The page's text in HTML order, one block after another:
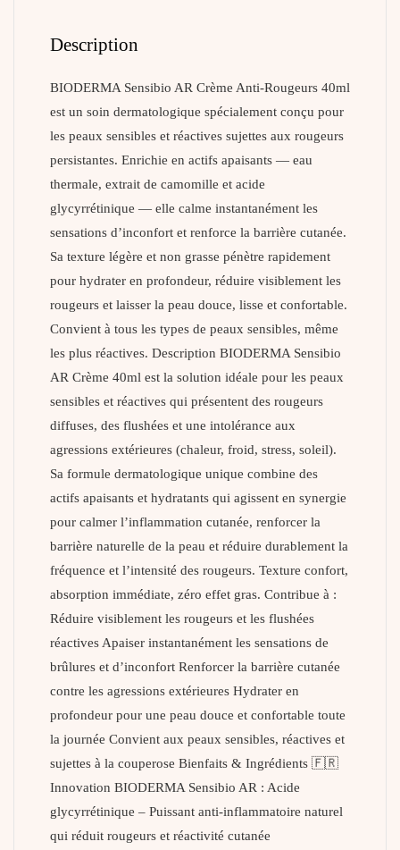
Description
BIODERMA Sensibio AR Crème Anti-Rougeurs 40ml
est un soin dermatologique spécialement conçu pour
les peaux sensibles et réactives sujettes aux rougeurs
persistantes. Enrichie en actifs apaisants — eau
thermale, extrait de camomille et acide
glycyrrétinique — elle calme instantanément les
sensations d’inconfort et renforce la barrière cutanée.
Sa texture légère et non grasse pénètre rapidement
pour hydrater en profondeur, réduire visiblement les
rougeurs et laisser la peau douce, lisse et confortable.
Convient à tous les types de peaux sensibles, même
les plus réactives. Description BIODERMA Sensibio
AR Crème 40ml est la solution idéale pour les peaux
sensibles et réactives qui présentent des rougeurs
diffuses, des flushées et une intolérance aux
agressions extérieures (chaleur, froid, stress, soleil).
Sa formule dermatologique unique combine des
actifs apaisants et hydratants qui agissent en synergie
pour calmer l’inflammation cutanée, renforcer la
barrière naturelle de la peau et réduire durablement la
fréquence et l’intensité des rougeurs. Texture confort,
absorption immédiate, zéro effet gras. Contribue à :
Réduire visiblement les rougeurs et les flushées
réactives Apaiser instantanément les sensations de
brûlures et d’inconfort Renforcer la barrière cutanée
contre les agressions extérieures Hydrater en
profondeur pour une peau douce et confortable toute
la journée Convient aux peaux sensibles, réactives et
sujettes à la couperose Bienfaits & Ingrédients 🇫🇷
Innovation BIODERMA Sensibio AR : Acide
glycyrrétinique – Puissant anti-inflammatoire naturel
qui réduit rougeurs et réactivité cutanée